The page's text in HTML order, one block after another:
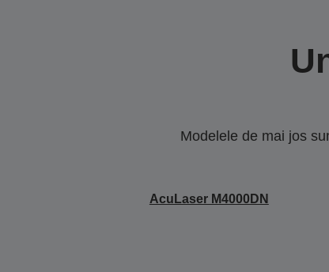
Modelele de mai jos
AcuLaser M4000DN